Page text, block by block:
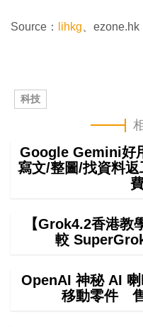
Source： lihkg 、ezone.hk
科技
Google Gemini好
寫文/整圖/找資料
【Grok4.2香港教
較
OpenAI 神秘 AI
移動零件